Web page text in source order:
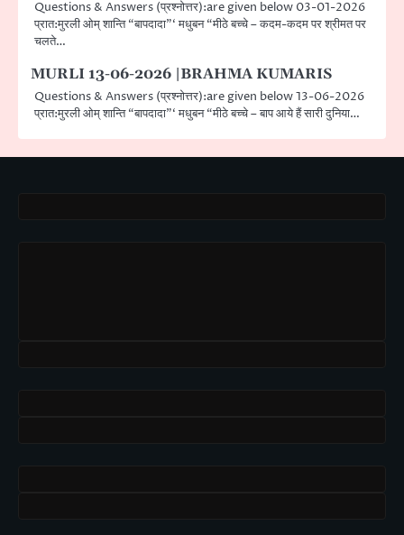
Questions & Answers (प्रश्नोत्तर):are given below 03-01-2026
प्रात:मुरली ओम् शान्ति “बापदादा”‘ मधुबन “मीठे बच्चे – कदम-कदम पर श्रीमत पर
चलते…
MURLI 13-06-2026 |BRAHMA KUMARIS
Questions & Answers (प्रश्नोत्तर):are given below 13-06-2026
प्रात:मुरली ओम् शान्ति “बापदादा”‘ मधुबन “मीठे बच्चे – बाप आये हैं सारी दुनिया…